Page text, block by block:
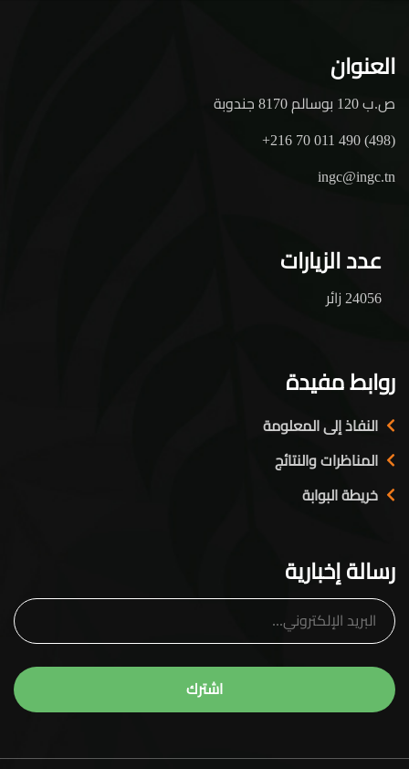
العنوان
ص.ب 120 بوسالم 8170 جندوبة
+216 70 011 490 (498)
ingc@ingc.tn
عدد الزيارات
24056 زائر
روابط مفيدة
النفاذ إلى المعلومة
المناظرات والنتائج
خريطة البوابة
رسالة إخبارية